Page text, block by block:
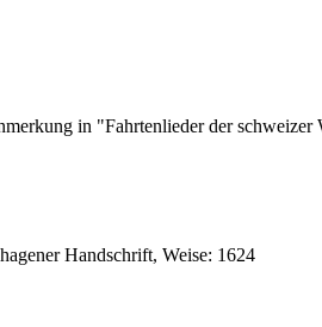
in "Fahrtenlieder der
Handschrift, Weise: 1624